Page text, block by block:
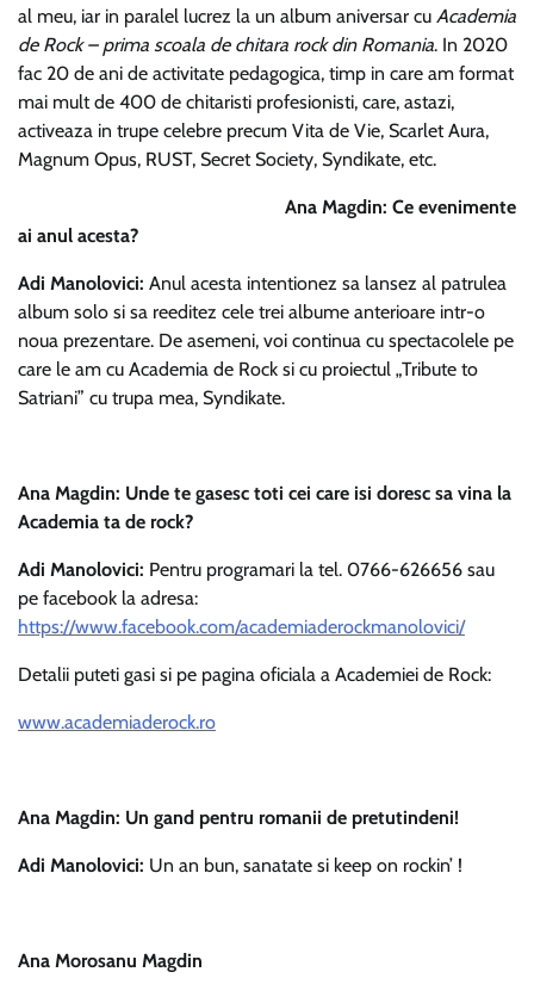
al meu, iar in paralel lucrez la un album aniversar cu Academia
de Rock – prima scoala de chitara rock din Romania. In 2020
fac 20 de ani de activitate pedagogica, timp in care am format
mai mult de 400 de chitaristi profesionisti, care, astazi,
activeaza in trupe celebre precum Vita de Vie, Scarlet Aura,
Magnum Opus, RUST, Secret Society, Syndikate, etc.
Ana Magdin: Ce evenimente
ai anul acesta?
Adi Manolovici: Anul acesta intentionez sa lansez al patrulea
album solo si sa reeditez cele trei albume anterioare intr-o
noua prezentare. De asemeni, voi continua cu spectacolele pe
care le am cu Academia de Rock si cu proiectul „Tribute to
Satriani” cu trupa mea, Syndikate.
Ana Magdin: Unde te gasesc toti cei care isi doresc sa vina la
Academia ta de rock?
Adi Manolovici: Pentru programari la tel. 0766-626656 sau
pe facebook la adresa:
https://www.facebook.com/academiaderockmanolovici/
Detalii puteti gasi si pe pagina oficiala a Academiei de Rock:
www.academiaderock.ro
Ana Magdin: Un gand pentru romanii de pretutindeni!
Adi Manolovici: Un an bun, sanatate si keep on rockin’ !
Ana Morosanu Magdin